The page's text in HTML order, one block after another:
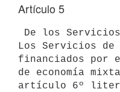
Artículo 5
Los Servicios
financiados por
de economía
artículo 6º